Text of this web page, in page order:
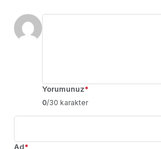
Yorumunuz*
0/30 karakter
Ad*